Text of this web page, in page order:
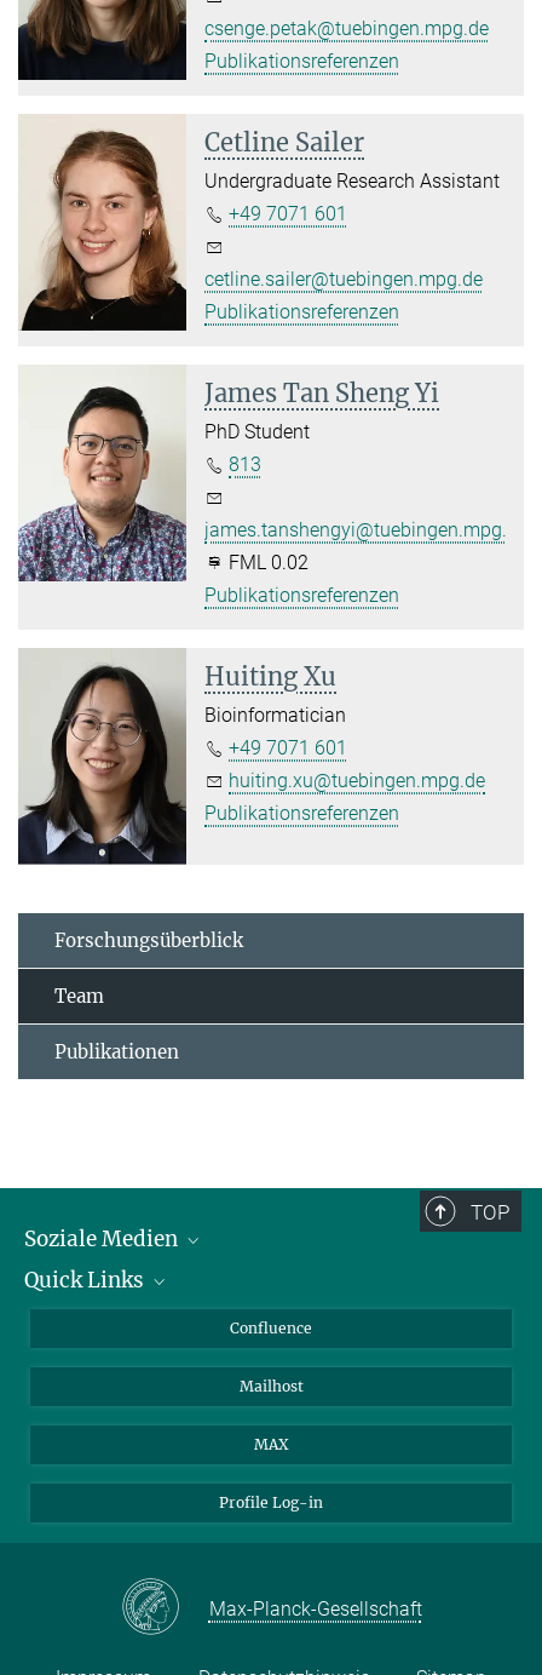
csenge.petak@tuebingen.mpg.de
Publikationsreferenzen
Cetline Sailer
Undergraduate Research Assistant
+49 7071 601
cetline.sailer@tuebingen.mpg.de
Publikationsreferenzen
James Tan Sheng Yi
PhD Student
813
james.tanshengyi@tuebingen.mpg.de
FML 0.02
Publikationsreferenzen
Huiting Xu
Bioinformatician
+49 7071 601
huiting.xu@tuebingen.mpg.de
Publikationsreferenzen
Forschungsüberblick
Team
Publikationen
TOP
Soziale Medien
LinkedIn
YouTube
Quick Links
Über Tiere in der Forschung
Ihr Weg zu uns
Confluence
Mailhost
MAX
Profile Log-in
Max-Planck-Gesellschaft